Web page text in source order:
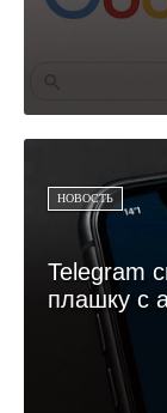
НОВОСТЬ
Telegram
плашку с